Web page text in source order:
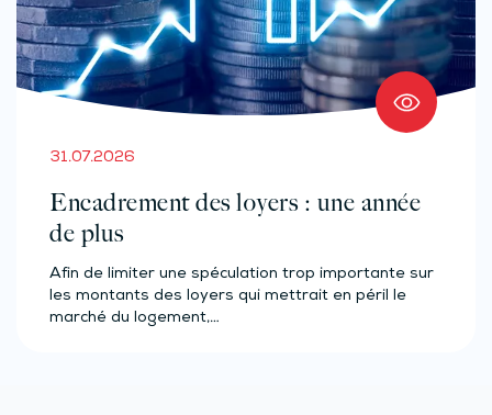
31.07.2026
Encadrement des loyers : une année
de plus
Afin de limiter une spéculation trop importante sur
les montants des loyers qui mettrait en péril le
marché du logement,…